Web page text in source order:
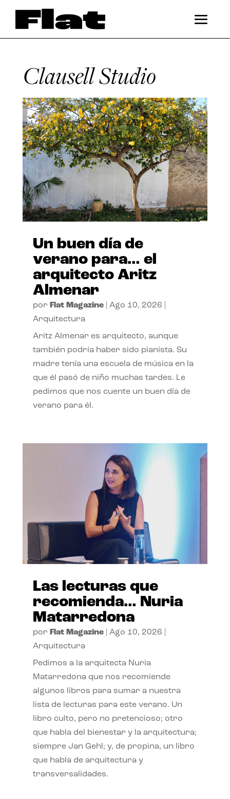
Clausell Studio
Un buen día de
verano para… el
arquitecto Aritz
Almenar
por Flat Magazine| Ago 10, 2026
Arquitectura
Aritz Almenar es arquitecto, aunque
también podría haber sido pianista. Su
madre tenía una escuela de música en la
que él pasó de niño muchas tardes. Le
pedimos que nos cuente un buen día de
verano para él.
Las lecturas que
recomienda… Nuria
Matarredona
por Flat Magazine| Ago 10, 2026
Arquitectura
Pedimos a la arquitecta Nuria
Matarredona que nos recomiende
algunos libros para sumar a nuestra
lista de lecturas para este verano. Un
libro culto, pero no pretencioso; otro
que habla del bienestar y la arquitectura;
siempre Jan Gehl; y, de propina, un libro
que habla de arquitectura y
transversalidades.